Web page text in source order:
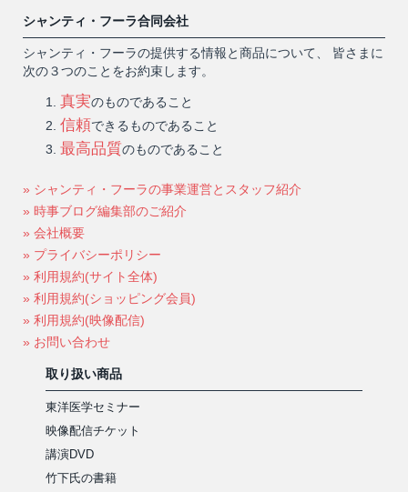
シャンティ・フーラ合同会社
シャンティ・フーラの提供する情報と商品について、 皆さまに
次の３つのことをお約束します。
真実のものであること
信頼できるものであること
最高品質のものであること
» シャンティ・フーラの事業運営とスタッフ紹介
» 時事ブログ編集部のご紹介
» 会社概要
» プライバシーポリシー
» 利用規約(サイト全体)
» 利用規約(ショッピング会員)
» 利用規約(映像配信)
» お問い合わせ
取り扱い商品
東洋医学セミナー
映像配信チケット
講演DVD
竹下氏の書籍